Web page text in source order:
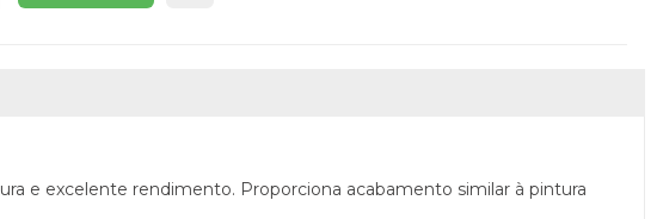
e excelente rendimento. Proporciona acabamento similar à pintura